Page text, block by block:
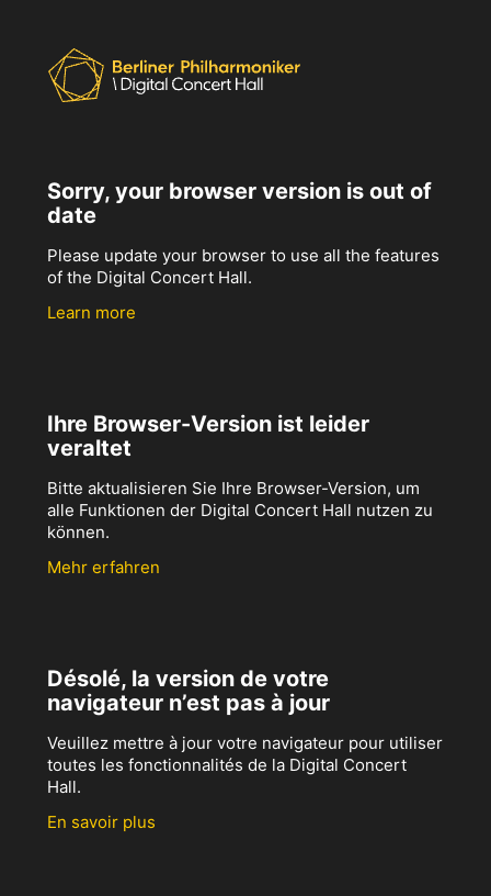
Sorry, your browser version is out of
date
Please update your browser to use all the features
of the Digital Concert Hall.
Learn more
Ihre Browser-Version ist leider
veraltet
Bitte aktualisieren Sie Ihre Browser-Version, um
alle Funktionen der Digital Concert Hall nutzen zu
können.
Mehr erfahren
Désolé, la version de votre
navigateur n’est pas à jour
Veuillez mettre à jour votre navigateur pour utiliser
toutes les fonctionnalités de la Digital Concert
Hall.
En savoir plus